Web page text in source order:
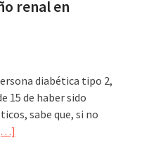
renal en
diabética tipo 2,
15 de haber sido
sabe que, si no